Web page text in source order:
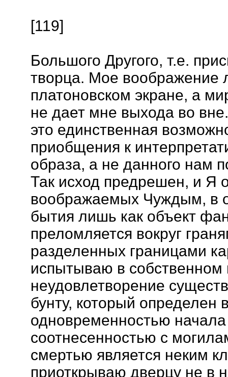
[119]
Большого Другого, т.е.
творца. Мое воображение
платоновском экране, а
не дает мне выхода во
это единственная
приобщения к
образа, а не данного нам
Так исход предрешен, и Я
воображаемых Чуждым, в
бытия лишь как объект
преломляется вокруг
разделенных границами
испытываю в собственном
неудовлетворение
бунту, который определен
одновременностью
соотнесенностью с
смертью является неким
приоткрываю дверцу не в